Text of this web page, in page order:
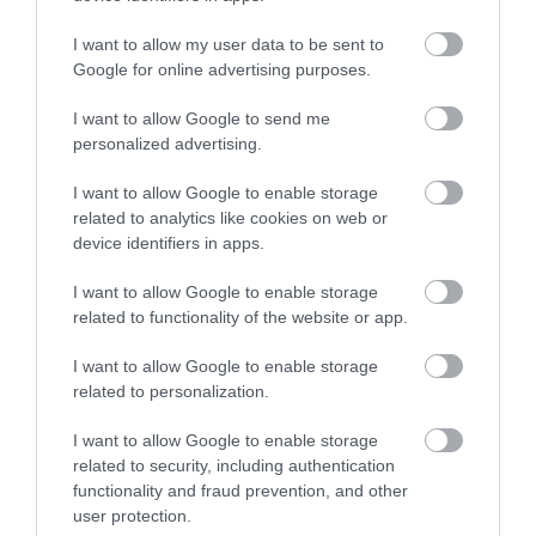
I want to allow my user data to be sent to
Google for online advertising purposes.
I want to allow Google to send me
personalized advertising.
I want to allow Google to enable storage
related to analytics like cookies on web or
device identifiers in apps.
I want to allow Google to enable storage
related to functionality of the website or app.
I want to allow Google to enable storage
related to personalization.
I want to allow Google to enable storage
related to security, including authentication
functionality and fraud prevention, and other
user protection.
kényelméért és a jó
hangulatáért dolgoznak. A
Fogadónak sikerült megőrizni
és táplálni azt a hangulatot,
amit egy nagyvárosból vidéki
nyugalomra áhítozó ember
kíván vagy új ízekre kiváncsi,
utazni vágyó emberek
utolsó sorban a boraikról.
"Tibor Apátok Borát"
mindenkinek meg kell
kostólnia, mert ebben is
szakértelem és odafigyelés,
ami az egész rendszerüket
működteti. Én leginkább a